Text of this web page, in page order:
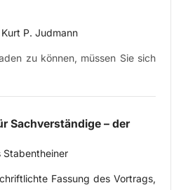
P. Judmann
zu können, müssen Sie sich
Sachverständige – der
Stabentheiner
Fassung des Vortrags,